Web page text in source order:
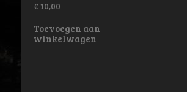
€ 10,00
Toevoegen aan
winkelwagen